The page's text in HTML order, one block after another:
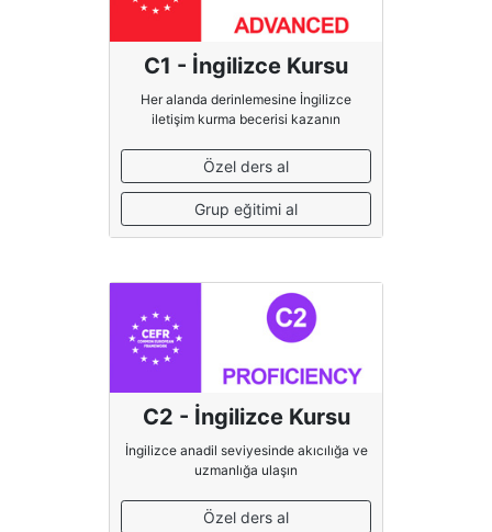
C1 - İngilizce Kursu
Her alanda derinlemesine İngilizce
iletişim kurma becerisi kazanın
Özel ders al
Grup eğitimi al
C2 - İngilizce Kursu
İngilizce anadil seviyesinde akıcılığa ve
uzmanlığa ulaşın
Özel ders al